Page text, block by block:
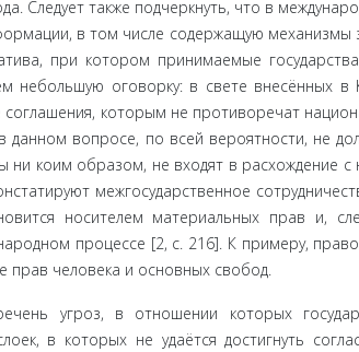
Следует также подчер­кнуть, что в
в том числе содержащую механизмы
при котором при­нимаемые
небольшую оговорку: в свете внесённых
соглашения, которым не про­тиворечат
данном вопросе, по всей ве­роятности, не
ни коим образом, не входят в расхождение
межгосударствен­ное
носителем материальных прав и,
процессе [2, с. 216]. К примеру,
прав человека и основных свобод.
угроз, в отно­шении которых
в которых не удаётся достигнуть